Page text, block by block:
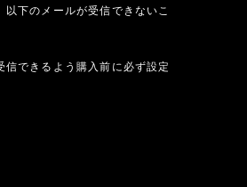
下のメールが受信できないこ
できるよう購入前に必ず設定